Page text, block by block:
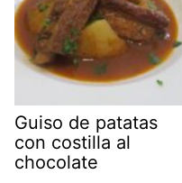
Guiso de patatas
con costilla al
chocolate